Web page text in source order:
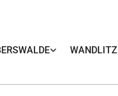
WANDLITZ